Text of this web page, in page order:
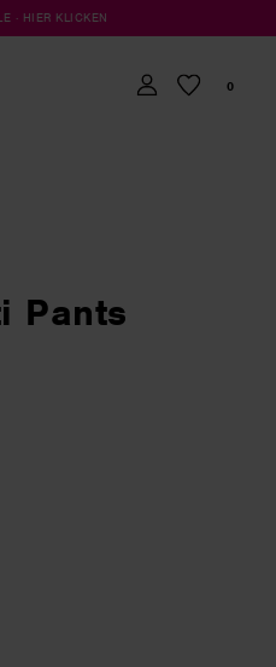
· HIER KLICKEN
0
Pants